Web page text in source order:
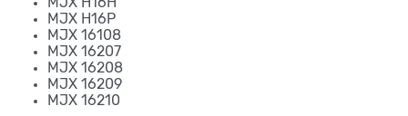
MJX H16P
MJX 16108
MJX 16207
MJX 16208
MJX 16209
MJX 16210